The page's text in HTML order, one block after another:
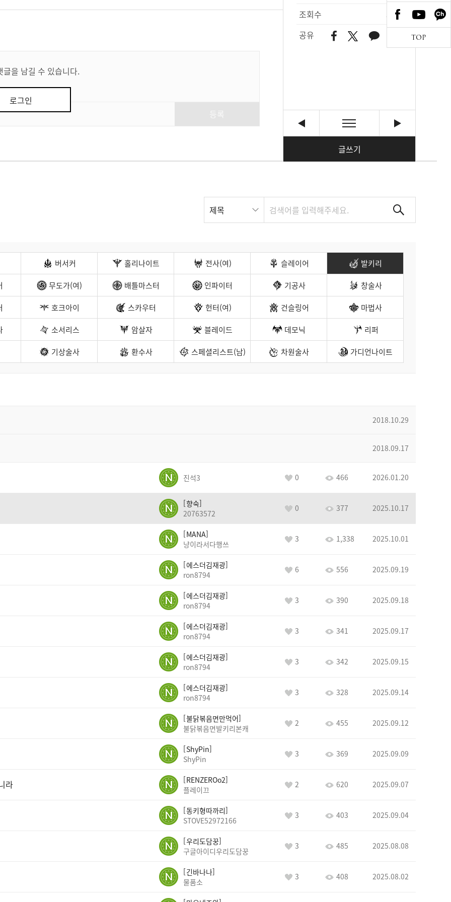
조회수
377
공유
글쓰기
글을 남길 수 있습니다.
로그인
스
트
색
제목
버서커 홀리나이트 전사(여) 슬레이어
발키리
무도가(여) 배틀마스터 인파이터 기공사
창술사
호크아이 스카우터 헌터(여) 건슬링어
마법사
소서리스 암살자 블레이드 데모닉
리퍼
기상술사 환수사 스페셜리스트(남) 차원술사 가디언나이트
2018.10.29
2018.09.17
진석3 0 466 2026.01.20
향숙
20763572
0 377 2025.10.17
MANA
냥이라서다행쓰
3 1,338 2025.10.01
에스더김재광
ron8794
6 556 2025.09.19
에스더김재광
ron8794
3 390 2025.09.18
에스더김재광
ron8794
3 341 2025.09.17
에스더김재광
ron8794
3 342 2025.09.15
에스더김재광
ron8794
3 328 2025.09.14
불닭볶음면만먹어
불닭볶음면발키리본캐
2 455 2025.09.12
ShyPin
ShyPin
3 369 2025.09.09
라
RENZEROo2
플레이끄
2 620 2025.09.07
동키형따까리
STOVE52972166
3 403 2025.09.04
우리도담꿍
구글아이디우리도담꿍
3 485 2025.08.08
긴바나나
물품소
3 408 2025.08.02
TOP